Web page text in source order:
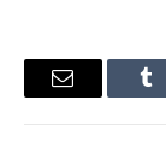
Tumblr
البريد